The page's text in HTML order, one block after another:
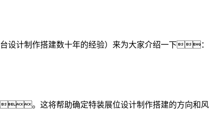
设计制作搭建数十年的经验）来为大家介绍一下：
。这将帮助确定特装展位设计制作搭建的方向和风